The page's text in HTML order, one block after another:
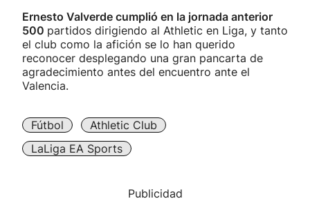
Ernesto Valverde cumplió en la jornada anterior
500 partidos dirigiendo al Athletic en Liga, y tanto
el club como la afición se lo han querido
reconocer desplegando una gran pancarta de
agradecimiento antes del encuentro ante el
Valencia.
Fútbol
Athletic Club
LaLiga EA Sports
Publicidad